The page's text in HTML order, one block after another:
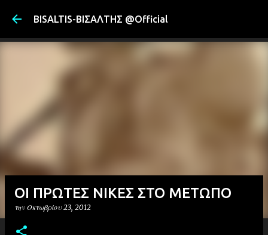
BISALTIS-ΒΙΣΑΛΤΗΣ @Official
ΟΙ ΠΡΩΤΕΣ ΝΙΚΕΣ ΣΤΟ ΜΕΤΩΠΟ
την Οκτωβρίου 23, 2012